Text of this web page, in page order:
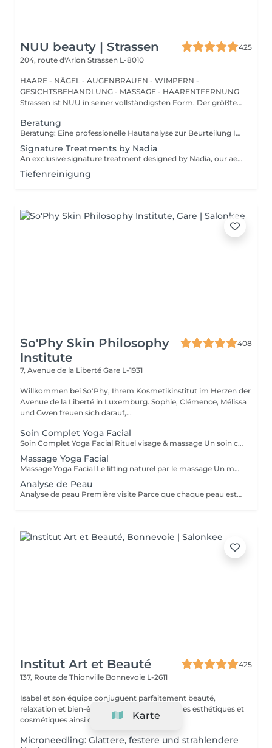
NUU beauty | Strassen
425
204, route d'Arlon Strassen L-8010
HAARE - NÄGEL - AUGENBRAUEN - WIMPERN -
GESICHTSBEHANDLUNG - MASSAGE - HAARENTFERNUNG
Strassen ist NUU in seiner vollständigsten Form. Der größte
Beratung
Beratung: Eine professionelle Hautanalyse zur Beurteilung Ihres Hautzustands, zur Besprechung Ihrer Hautbedürfnisse und zur Empfehlung der passenden Behandlungen sowie einer geeigneten Pflege für zu Hause. Beratung & Erste Behandlung: Eine professionelle Hautanalyse zur Beurteilung Ihres Hautzustands, zur Besprechung Ihrer Hautbedürfnisse und zur Empfehlung der passenden Behandlungen sowie einer geeigneten Pflege für zu Hause. Anschließend folgt eine individuell angepasste Behandlung, die auf die aktuellen Bedürfnisse Ihrer Haut abgestimmt ist. Der Preis hängt von der gewählten Behandlung ab.
Signature Treatments by Nadia
An exclusive signature treatment designed by Nadia, our aesthetician, for the delicate eye and neck area. It delivers intensive hydration and improves skin elasticity, helping to restore firmness, smoothness, and a visibly refreshed appearance. The treatment helps reduce the appearance of fine lines, provides a gentle brightening effect around the eyes, and creates a natural lifting result for a more rested and youthful look. Another combination is eye- and neck-intensive hydration with a full facial treatment. This combination is ideal for clients seeking full-face care and an instantly refreshed, healthy look.
Tiefenreinigung
So'Phy Skin Philosophy
Institute
408
7, Avenue de la Liberté Gare L-1931
Willkommen bei So'Phy, Ihrem Kosmetikinstitut im Herzen der
Avenue de la Liberté in Luxemburg. Sophie, Clémence, Mélissa
und Gwen freuen sich darauf,...
Soin Complet Yoga Facial
Soin Complet Yoga Facial Rituel visage & massage Un soin complet qui associe les étapes essentielles d'un soin du visage à la puissance du Massage Yoga Facial. Après un nettoyage en profondeur, une exfoliation et un travail ciblé de la peau, le massage vient stimuler les muscles, relancer les circulations et relâcher les tensions du visage. Ce rituel se poursuit par l'application de soins adaptés afin d'hydrater, rééquilibrer et révéler l'éclat naturel de votre peau. Le visage paraît plus lisse, plus lumineux et naturellement redessiné. Un soin idéal pour celles et ceux qui souhaitent allier efficacité, relaxation et résultats visibles. Comme chaque soin chez So'Phy, le protocole est adapté en fonction des besoins de votre peau.
Massage Yoga Facial
Massage Yoga Facial Le lifting naturel par le massage Un massage du visage dynamique et profond qui stimule les muscles et relance les circulations pour redessiner les contours du visage. Grâce à des manuvres expertes et à l'utilisation d'outils spécifiques comme le Gua Sha et les Mushrooms, ce soin agit à la fois sur la tonicité de la peau et la détente des tensions faciales. Il permet de lisser les traits, d'illuminer le teint et de révéler un visage plus reposé et naturellement sculpté. Un soin idéal pour celles et ceux qui recherchent un effet visible, tout en profitant d'un moment de relâchement profond. Comme chaque soin chez So'Phy, le massage est adapté en fonction des besoins de votre peau et des tensions observées.
Analyse de Peau
Analyse de peau Première visite Parce que chaque peau est unique, toute première visite commence par une analyse approfondie. Ce diagnostic permet de comprendre l'état de votre peau, ses besoins réels et les déséquilibres éventuels, afin d'adapter votre soin de manière précise et personnalisée. À l'aide d'un appareil de diagnostic et de l'expertise de votre Skin Coach, nous prenons le temps d'observer, d'échanger et de vous guider vers les solutions les plus adaptées. Ce premier rendez-vous est une étape essentielle pour vous offrir des soins réellement efficaces et des résultats durables.
Institut Art et Beauté
425
137, Route de Thionville Bonnevoie L-2611
Isabel et son équipe conjuguent parfaitement beauté,
relaxation et bien-être. Les meilleures marques esthétiques et
cosmétiques ainsi que la technolo...
Microneedling: Glattere, festere und strahlendere
Karte